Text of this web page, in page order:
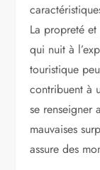
La propreté et
qui nuit à
touristique
contribuent à
se renseigner
mauvaises
assure des